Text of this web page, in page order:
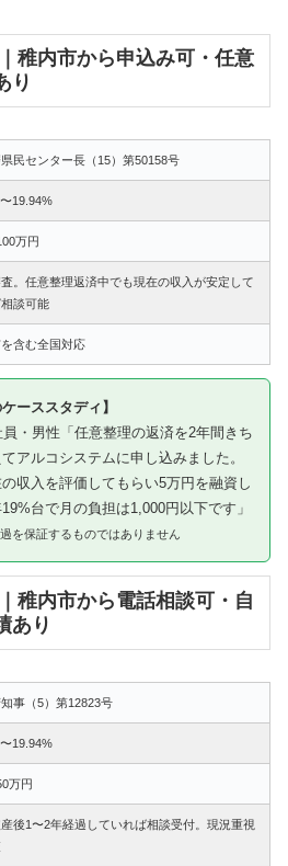
稚内市から申込み可・任意
り
民センター長（15）第50158号
19.94%
万円
。任意整理返済中でも現在の収入が安定して
談可能
含む全国対応
ーススタディ】
・男性「任意整理の返済を2年間きち
アルコシステムに申し込みました。
収入を評価してもらい5万円を融資し
台で月の負担は1,000円以下です」
を保証するものではありません
稚内市から電話相談可・自
あり
事（5）第12823号
19.94%
万円
後1〜2年経過していれば相談受付。現況重視